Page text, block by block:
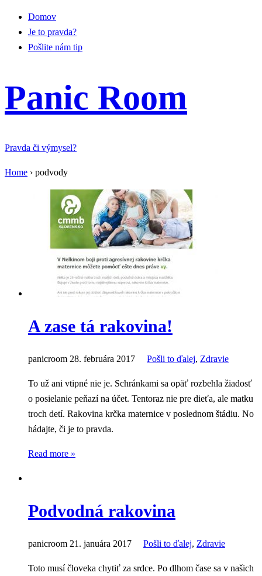
Domov
Je to pravda?
Pošlite nám tip
Panic Room
Pravda či výmysel?
Home › podvody
A zase tá rakovina!
panicroom 28. februára 2017 Pošli to ďalej, Zdravie
To už ani vtipné nie je. Schránkami sa opäť rozbehla žiadosť
o posielanie peňazí na účet. Tentoraz nie pre dieťa, ale matku
troch detí. Rakovina krčka maternice v poslednom štádiu. No
hádajte, či je to pravda.
Read more »
Podvodná rakovina
panicroom 21. januára 2017 Pošli to ďalej, Zdravie
Toto musí človeka chytiť za srdce. Po dlhom čase sa v našich